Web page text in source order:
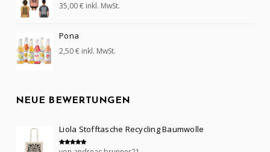
Bewertet mit
5.00
35,00€ inkl. MwSt.
Pona
2,50€ inkl. MwSt.
NEUE BEWERTUNGEN
Liola Stofftasche Recycling Baumwolle